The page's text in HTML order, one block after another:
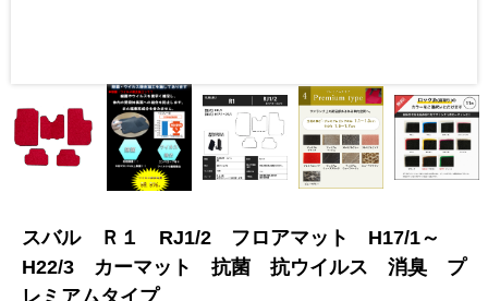
スバル Ｒ１ RJ1/2 フロアマット H17/1～
H22/3 カーマット 抗菌 抗ウイルス 消臭 プ
レミアムタイプ